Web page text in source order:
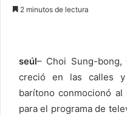
r
u
n
c
2 minutos de lectura
seúl– Choi Sung-bong,
creció en las calles y
barítono conmocionó
para el programa de